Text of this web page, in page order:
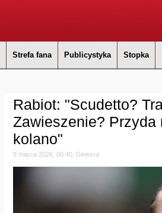
Strefa fana Publicystyka Stopka
Rabiot: "Scudetto?
Zawieszenie?
kolano"
9 marca 2026, 00:40, Ginevra